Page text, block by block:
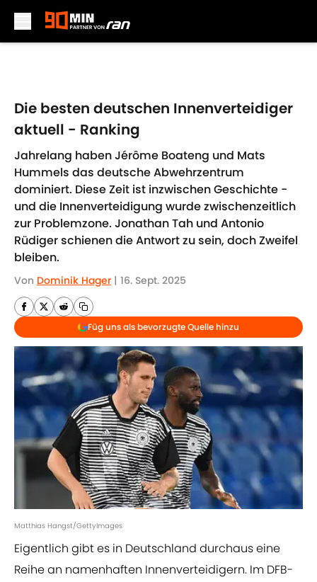
Die besten deutschen Innenverteidiger
aktuell - Ranking
Jahrelang haben Jérôme Boateng und Mats
Hummels das deutsche Abwehrzentrum
dominiert. Diese Zeit ist inzwischen Geschichte -
und die Innenverteidigung wurde zwischenzeitlich
zur Problemzone. Jonathan Tah und Antonio
Rüdiger schienen die Antwort zu sein, doch Zweifel
bleiben.
Von Dominik Hager | 16. Sept. 2025
Füg uns als bevorzugte Quelle hinzu
Matthias Hangst/GettyImages
Eigentlich gibt es in Deutschland durchaus eine
Reihe an namenhaften Innenverteidigern. Im DFB-